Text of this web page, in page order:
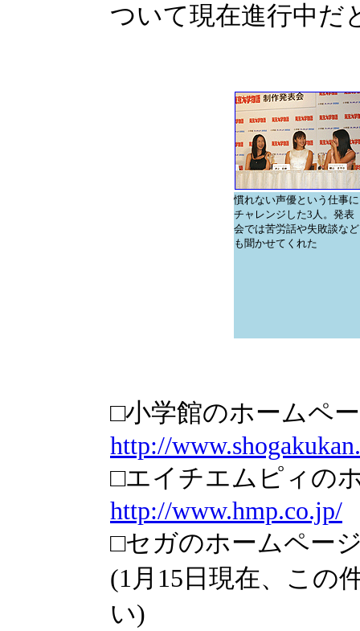
ついて現在進行中だ
慣れない声優という仕事に
チャレンジした3人。発表
会では苦労話や失敗談など
も聞かせてくれた
□小学館のホームペ
http://
□エイチエムピィの
http://www.hmp.co.jp/
□セガのホームペー
(1月15日現在、この
い)